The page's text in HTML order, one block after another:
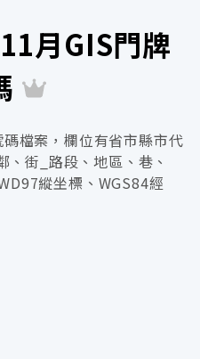
月GIS門牌
檔案，欄位有省市縣市代
街_路段、地區、巷、
縱坐標、WGS84經